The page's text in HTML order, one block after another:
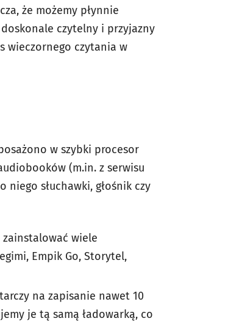
że możemy płynnie
czytelny i przyjazny
wieczornego czytania w
w szybki procesor
(m.in. z serwisu
słuchawki, głośnik czy
wiele
Empik Go, Storytel,
na zapisanie nawet 10
je tą samą ładowarką, co